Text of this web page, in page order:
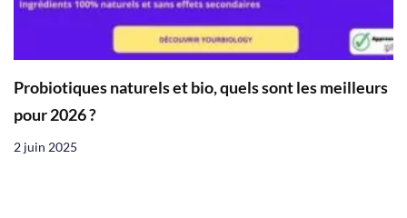
Probiotiques naturels et bio, quels sont les meilleurs
pour 2026 ?
2 juin 2025